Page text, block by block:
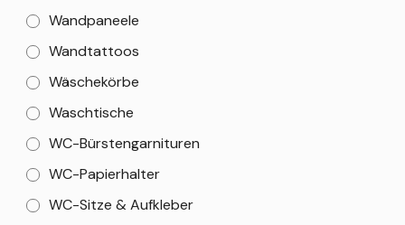
Wandpaneele
Wandtattoos
Wäschekörbe
Waschtische
WC-Bürstengarnituren
WC-Papierhalter
WC-Sitze & Aufkleber